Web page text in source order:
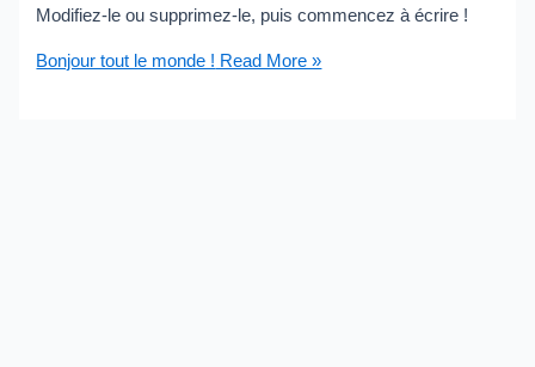
Modifiez-le ou supprimez-le, puis commencez à écrire !
Bonjour tout le monde ! Read More »